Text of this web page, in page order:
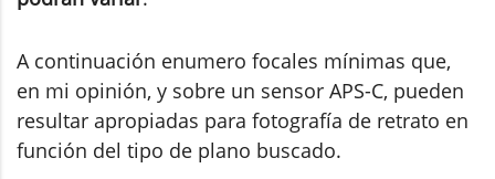
A continuación enumero focales mínimas que,
en mi opinión, y sobre un sensor APS-C, pueden
resultar apropiadas para fotografía de retrato en
función del tipo de plano buscado.